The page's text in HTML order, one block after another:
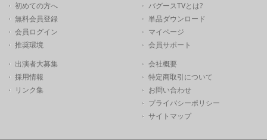
初めての方へ
無料会員登録
会員ログイン
推奨環境
バグースTVとは?
単品ダウンロード
マイページ
会員サポート
出演者大募集
採用情報
リンク集
会社概要
特定商取引について
お問い合わせ
プライバシーポリシー
サイトマップ